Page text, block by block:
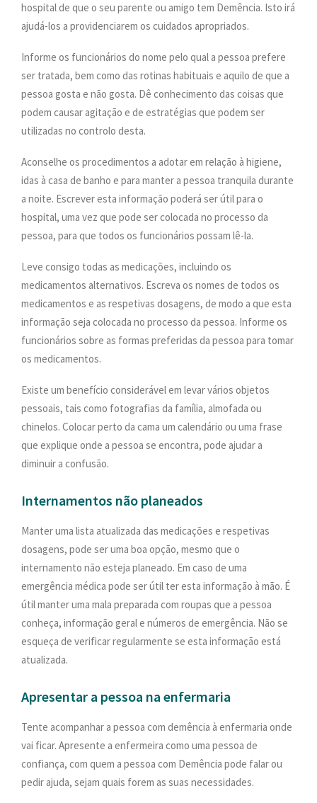
hospital de que o seu parente ou amigo tem Demência. Isto irá
ajudá-los a providenciarem os cuidados apropriados.
Informe os funcionários do nome pelo qual a pessoa prefere
ser tratada, bem como das rotinas habituais e aquilo de que a
pessoa gosta e não gosta. Dê conhecimento das coisas que
podem causar agitação e de estratégias que podem ser
utilizadas no controlo desta.
Aconselhe os procedimentos a adotar em relação à higiene,
idas à casa de banho e para manter a pessoa tranquila durante
a noite. Escrever esta informação poderá ser útil para o
hospital, uma vez que pode ser colocada no processo da
pessoa, para que todos os funcionários possam lê-la.
Leve consigo todas as medicações, incluindo os
medicamentos alternativos. Escreva os nomes de todos os
medicamentos e as respetivas dosagens, de modo a que esta
informação seja colocada no processo da pessoa. Informe os
funcionários sobre as formas preferidas da pessoa para tomar
os medicamentos.
Existe um benefício considerável em levar vários objetos
pessoais, tais como fotografias da família, almofada ou
chinelos. Colocar perto da cama um calendário ou uma frase
que explique onde a pessoa se encontra, pode ajudar a
diminuir a confusão.
Internamentos não planeados
Manter uma lista atualizada das medicações e respetivas
dosagens, pode ser uma boa opção, mesmo que o
internamento não esteja planeado. Em caso de uma
emergência médica pode ser útil ter esta informação à mão. É
útil manter uma mala preparada com roupas que a pessoa
conheça, informação geral e números de emergência. Não se
esqueça de verificar regularmente se esta informação está
atualizada.
Apresentar a pessoa na enfermaria
Tente acompanhar a pessoa com demência à enfermaria onde
vai ficar. Apresente a enfermeira como uma pessoa de
confiança, com quem a pessoa com Demência pode falar ou
pedir ajuda, sejam quais forem as suas necessidades.